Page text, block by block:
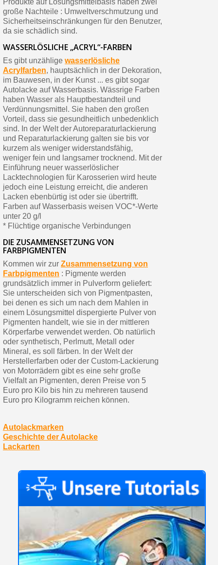
große Nachteile : Umweltverschmutzung und
Sicherheitseinschränkungen für den Benutzer,
da sie schädlich sind.
WASSERLÖSLICHE „ACRYL“-FARBEN
Es gibt unzählige wasserlösliche
Acrylfarben, hauptsächlich in der Dekoration,
im Bauwesen, in der Kunst ... es gibt sogar
Autolacke auf Wasserbasis. Wässrige Farben
haben Wasser als Hauptbestandteil und
Verdünnungsmittel. Sie haben den großen
Vorteil, dass sie gesundheitlich unbedenklich
sind. In der Welt der Autoreparaturlackierung
und Reparaturlackierung galten sie bis vor
kurzem als weniger widerstandsfähig,
weniger fein und langsamer trocknend. Mit der
Einführung neuer wasserlöslicher
Lacktechnologien für Karosserien wird heute
jedoch eine Leistung erreicht, die anderen
Lacken ebenbürtig ist oder sie übertrifft.
Farben auf Wasserbasis weisen VOC*-Werte
unter 20 g/l
* Flüchtige organische Verbindungen
DIE ZUSAMMENSETZUNG VON
FARBPIGMENTEN
Kommen wir zur Zusammensetzung von
Farbpigmenten : Pigmente werden
grundsätzlich immer in Pulverform geliefert:
Sie unterscheiden sich von Pigmentpasten,
bei denen es sich um nach dem Mahlen in
einem Lösungsmittel dispergierte Pulver von
Pigmenten handelt, wie sie in der mittleren
Körperfarbe verwendet werden. Ob natürlich
oder synthetisch, Perlmutt, Metall oder
Mineral, es soll färben. In der Welt der
Herstellerfarben oder der Custom-Lackierung
von Motorrädern gibt es eine sehr große
Vielfalt an Pigmenten, deren Preise von 5
Euro pro Kilo bis hin zu mehreren tausend
Euro pro Kilogramm reichen können.
Autolackmarken
Geschichte der Autolacke
Lackarten